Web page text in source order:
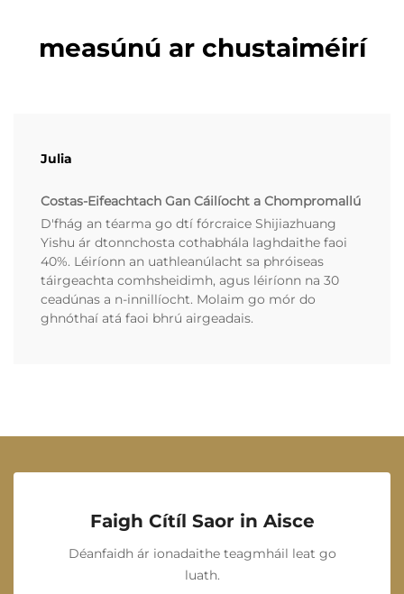
measúnú ar chustaiméirí
Julia
Costas-Eifeachtach Gan Cáilíocht a Chompromallú
D'fhág an téarma go dtí fórcraice Shijiazhuang
Yishu ár dtonnchosta cothabhála laghdaithe faoi
40%. Léiríonn an uathleanúlacht sa phróiseas
táirgeachta comhsheidimh, agus léiríonn na 30
ceadúnas a n-innillíocht. Molaim go mór do
ghnóthaí atá faoi bhrú airgeadais.
Faigh Cítíl Saor in Aisce
Déanfaidh ár ionadaithe teagmháil leat go
luath.